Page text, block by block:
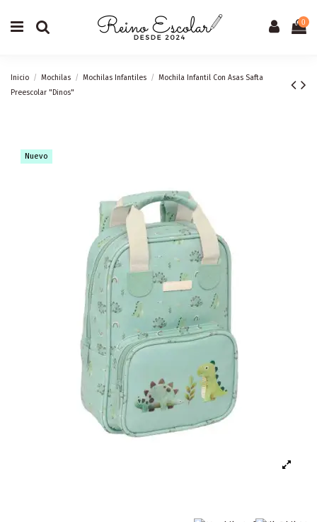
0
Inicio Mochilas Mochilas Infantiles
Mochila Infantil Con Asas Safta
Preescolar "Dinos"
Nuevo